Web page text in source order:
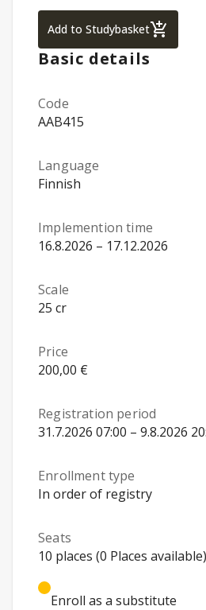
Add to StudybasketPhysiotherapy,
Basic details
Code
AAB415
Language
Finnish
Implemention time
16.8.2026 – 17.12.2026
Scale
25 cr
Price
200,00 €
Registration period
31.7.2026 07:00 – 9.8.2026
Enrollment type
In order of registry
Seats
10 places (0 Places available)
Enroll as a substitute